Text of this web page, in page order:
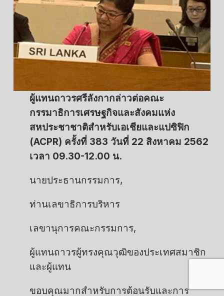
ผู้แทนถาวรศรีลังกากล่าวต่อคณะ
กรรมาธิการเศรษฐกิจและสังคมแห่ง
สหประชาชาติสำหรับเอเชียและแปซิฟิก
(ACPR) ครั้งที่ 383 วันที่ 22 สิงหาคม 2562
เวลา 09.30-12.00 น.
นายประธานกรรมการ,
ท่านเลขาธิการบริหาร
เลขานุการคณะกรรมการ,
ผู้แทนถาวรผู้ทรงคุณวุฒิของประเทศสมาชิก
และผู้แทน
ขอบคุณมากสำหรับการต้อนรับและการ